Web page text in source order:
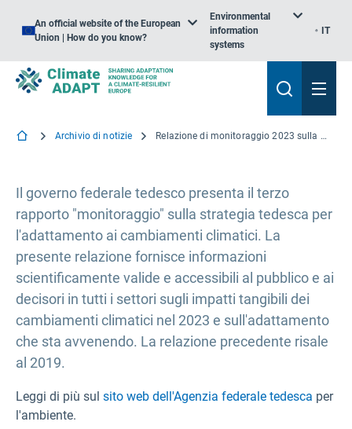
An official website of the European
Union | How do you know?
Environmental
information
systems
IT
Archivio di notizie Relazione di monitoraggio 2023 sulla strategia tedesca per l'adattamento ai cambiamenti climatici
Il governo federale tedesco presenta il terzo
rapporto "monitoraggio" sulla strategia tedesca per
l'adattamento ai cambiamenti climatici. La
presente relazione fornisce informazioni
scientificamente valide e accessibili al pubblico e ai
decisori in tutti i settori sugli impatti tangibili dei
cambiamenti climatici nel 2023 e sull'adattamento
che sta avvenendo. La relazione precedente risale
al 2019.
Leggi di più sul sito web dell'Agenzia federale tedesca per
l'ambiente.